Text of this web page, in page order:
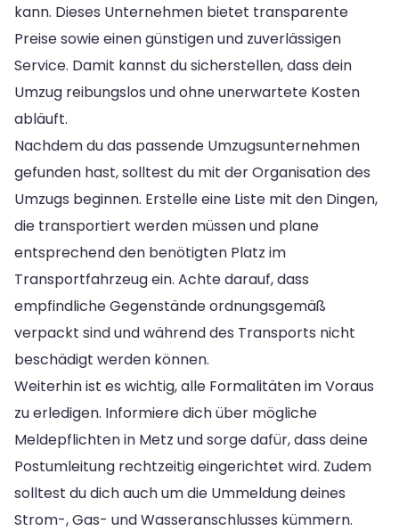
kann. Dieses Unternehmen bietet transparente
Preise sowie einen günstigen und zuverlässigen
Service. Damit kannst du sicherstellen, dass dein
Umzug reibungslos und ohne unerwartete Kosten
abläuft.
Nachdem du das passende Umzugsunternehmen
gefunden hast, solltest du mit der Organisation des
Umzugs beginnen. Erstelle eine Liste mit den Dingen,
die transportiert werden müssen und plane
entsprechend den benötigten Platz im
Transportfahrzeug ein. Achte darauf, dass
empfindliche Gegenstände ordnungsgemäß
verpackt sind und während des Transports nicht
beschädigt werden können.
Weiterhin ist es wichtig, alle Formalitäten im Voraus
zu erledigen. Informiere dich über mögliche
Meldepflichten in Metz und sorge dafür, dass deine
Postumleitung rechtzeitig eingerichtet wird. Zudem
solltest du dich auch um die Ummeldung deines
Strom-, Gas- und Wasseranschlusses kümmern.